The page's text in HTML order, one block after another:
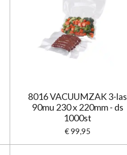
8016 VACUUMZAK 3-las
90mu 230 x 220mm - ds
1000st
€ 99,95